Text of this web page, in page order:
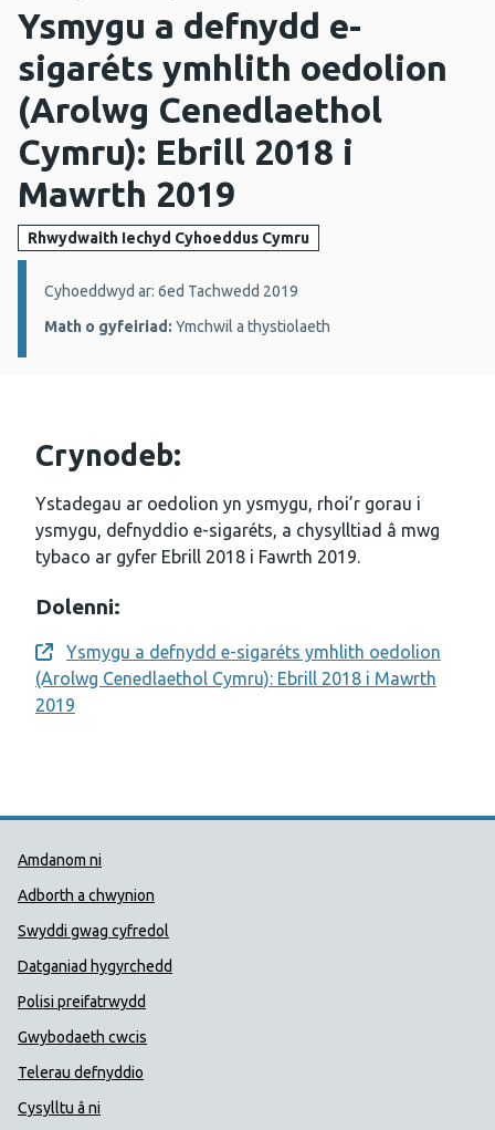
Ysmygu a defnydd e-
sigaréts ymhlith oedolion
(Arolwg Cenedlaethol
Cymru): Ebrill 2018 i
Mawrth 2019
Rhwydwaith Iechyd Cyhoeddus Cymru
Manylion:
Cyhoeddwyd ar: 6ed Tachwedd 2019
Math o gyfeiriad: Ymchwil a thystiolaeth
Crynodeb:
Ystadegau ar oedolion yn ysmygu, rhoi’r gorau i
ysmygu, defnyddio e-sigaréts, a chysylltiad â mwg
tybaco ar gyfer Ebrill 2018 i Fawrth 2019.
Dolenni:
Opens a new window
Ysmygu a defnydd e-sigaréts ymhlith oedolion
(Arolwg Cenedlaethol Cymru): Ebrill 2018 i Mawrth
2019
Dolenni Cymorth Iechyd
Amdanom ni
Adborth a chwynion
Swyddi gwag cyfredol
Datganiad hygyrchedd
Polisi preifatrwydd
Gwybodaeth cwcis
Telerau defnyddio
Cysylltu â ni